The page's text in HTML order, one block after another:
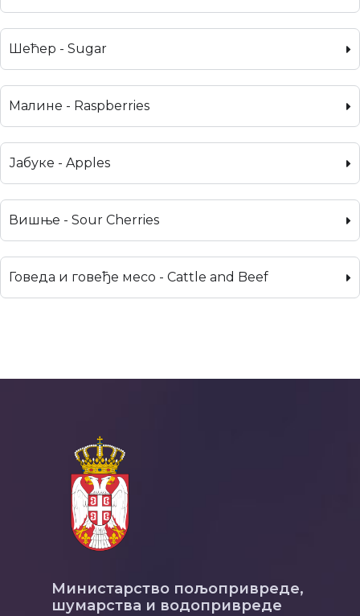
Шећер - Sugar
Малине - Raspberries
Јабуке - Apples
Вишње - Sour Cherries
Говеда и говеђе месо - Cattle and Beef
Министарство пољопривреде,
шумарства и водопривреде